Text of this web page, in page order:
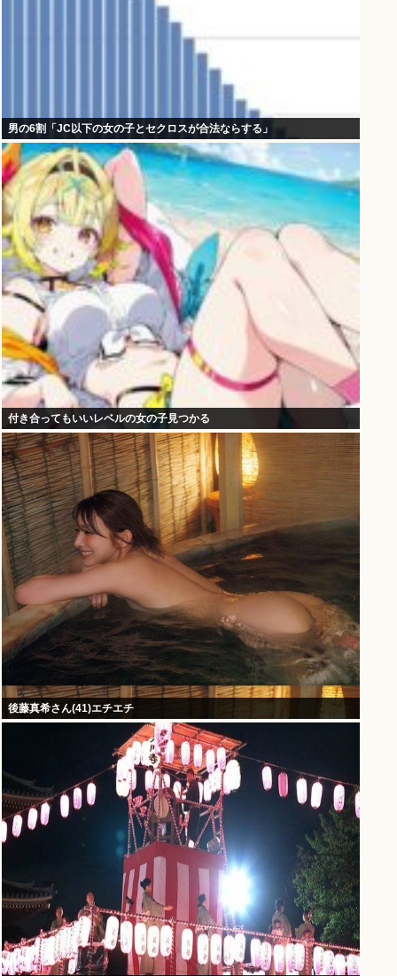
男の6割「JC以下の女の子とセクロスが合法ならする」
付き合ってもいいレベルの女の子見つかる
後藤真希さん(41)エチエチ